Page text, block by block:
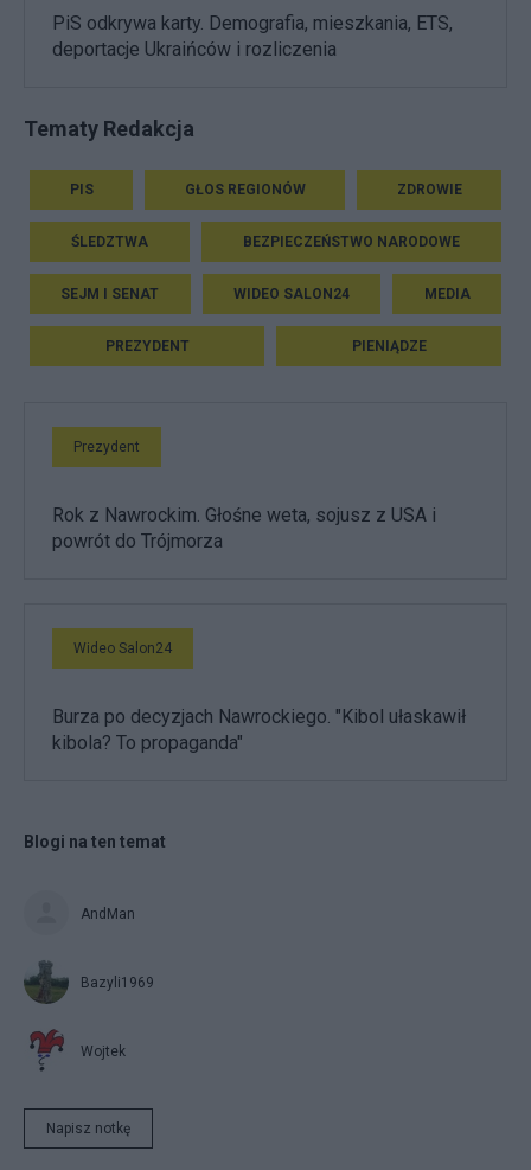
PiS odkrywa karty. Demografia, mieszkania, ETS,
deportacje Ukraińców i rozliczenia
Tematy Redakcja
PIS GŁOS REGIONÓW ZDROWIE
ŚLEDZTWA BEZPIECZEŃSTWO NARODOWE
SEJM I SENAT WIDEO SALON24 MEDIA
PREZYDENT PIENIĄDZE
Prezydent
Rok z Nawrockim. Głośne weta, sojusz z USA i
powrót do Trójmorza
Wideo Salon24
Burza po decyzjach Nawrockiego. "Kibol ułaskawił
kibola? To propaganda"
Blogi na ten temat
AndMan
Bazyli1969
Wojtek
Napisz notkę